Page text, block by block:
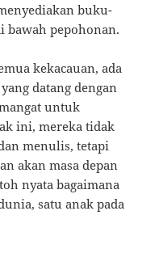
buku-
bawah pepohonan.
kekacauan, ada
datang dengan
untuk
ini, mereka tidak
menulis, tetapi
akan masa depan
nyata bagaimana
satu anak pada